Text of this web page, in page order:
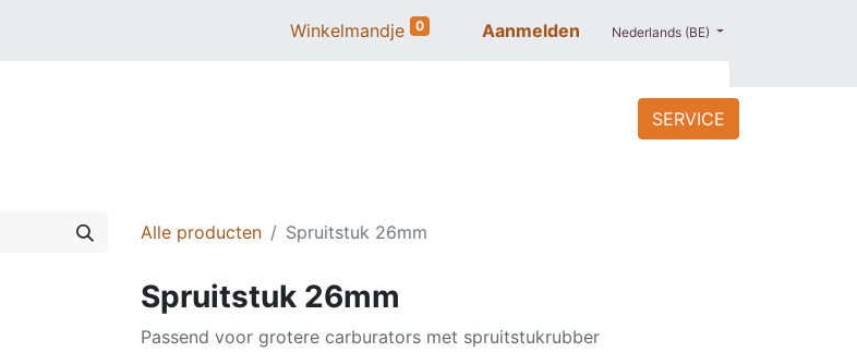
Winkelmandje 0 Aanmelden Nederlands (BE)
PROMO
SERVICE
Alle producten Spruitstuk 26mm
Spruitstuk 26mm
Passend voor grotere carburators met spruitstukrubber